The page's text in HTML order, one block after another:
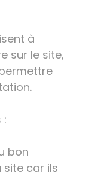
à
sur le site,
:
bon
car ils